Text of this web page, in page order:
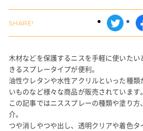
木材などを保護するニスを手軽に使いたい
きるスプレータイプが便利。
油性ウレタンや水性アクリルといった種類
いものなど様々な商品が販売されています。
この記事ではニススプレーの種類や塗り方
介。
つや消しやつや出し、透明クリアや着色タ